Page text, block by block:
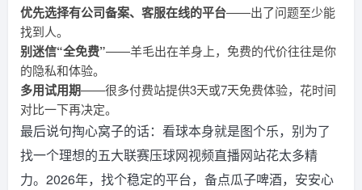
优先选择有公司备案、客服在线的平台——出了问题至少能
找到人。
别迷信“全免费”——羊毛出在羊身上，免费的代价往往是你
的隐私和体验。
多用试用期——很多付费站提供3天或7天免费体验，花时间
对比一下再决定。
最后说句掏心窝子的话：看球本身就是图个乐，别为了
找一个理想的五大联赛压球网视频直播网站花太多精
力。2026年，找个稳定的平台，备点瓜子啤酒，安安心